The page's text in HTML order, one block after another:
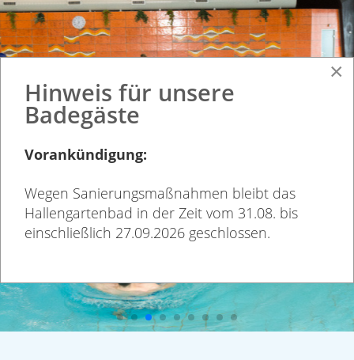
×
Hinweis für unsere
Badegäste
Vorankündigung:
Wegen Sanierungsmaßnahmen bleibt das
Hallengartenbad in der Zeit vom 31.08. bis
einschließlich 27.09.2026 geschlossen.